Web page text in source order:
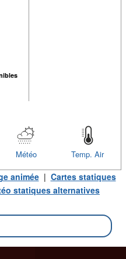
Temp. Air
Météo
animée| Cartes statiques
statiques alternatives